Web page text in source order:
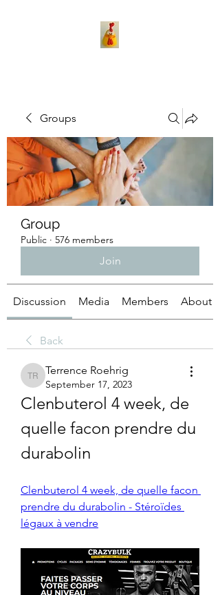
Groups
Group
Public · 576 members
Join
Discussion Media Members About
Back
Terrence Roehrig
Terrence Roehrig
September 17, 2023
Clenbuterol 4 week, de
quelle facon prendre du
durabolin
Clenbuterol 4 week, de quelle facon
prendre du durabolin - Stéroïdes
légaux à vendre